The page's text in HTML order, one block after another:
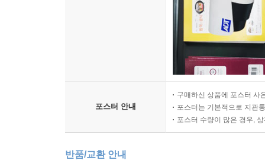
포스터 안내
구매하신 상품에 포스터 사
포스터는 기본적으로 지관
포스터 수량이 많은 경우,
반품/교환 안내